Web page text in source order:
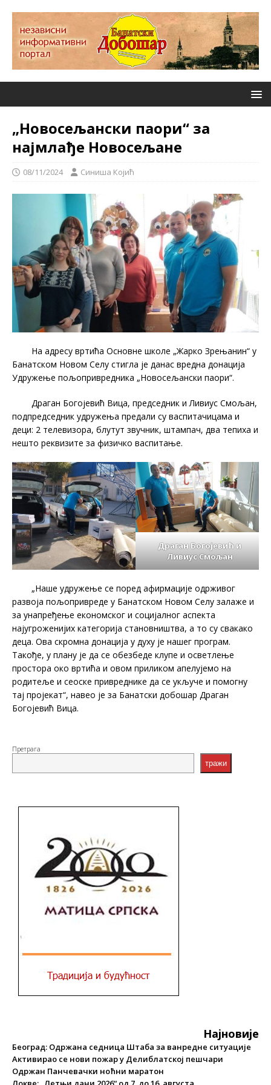
„Новосељански паори“ за
најмлађе Новосељане
08/11/2024 Синиша Којић
На адресу вртића Основне школе „Жарко Зрењанин“ у
Банатском Новом Селу стигла је данас вредна донација
Удружење пољопривредника „Новосељански паори“.
Драган Богојевић Вица, председник и Ливиус Смољан,
подпредседник удружења предали су васпитачицама и
деци: 2 телевизора, блутут звучник, штампач, два тепиха и
нешто реквизите за физичко васпитање.
Драган Богојевић и
Ливиус Смољан
„Наше удружење се поред афирмације одрживог
развоја пољопривреде у Банатском Новом Селу залаже и
за унапређење економског и социјалног аспекта
најугроженијих категорија становништва, а то су свакако
деца. Ова скромна донација у духу је нашег програм.
Такође, у плану је да се обезбеде клупе и осветлење
простора око вртића и овом приликом апелујемо на
родитеље и сеоске привреднике да се укључе и помогну
тај пројекат“, навео је за Банатски добошар Драган
Богојевић Вица.
Претрага
тражи
Најновије
Београд: Одржана седница Штаба за ванредне ситуације
Активирао се нови пожар у Делиблатској пешчари
Одржан Панчевачки ноћни маратон